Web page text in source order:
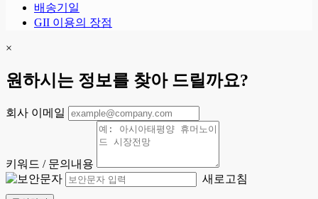
배송기일
GII 이용의 장점
×
원하시는 정보를 찾아 드릴까요?
회사 이메일
키워드 / 문의내용
새로고침